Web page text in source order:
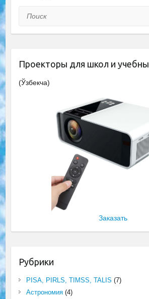
Поиск
Проекторы для школ и
(Ўзбекча)
Заказать
Рубрики
PISA, PIRLS, TIMSS, TALIS (7)
Астрономия(4)